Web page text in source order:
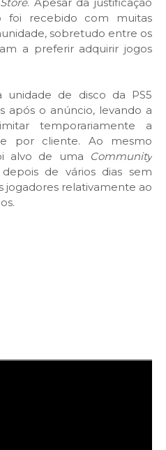
foi recebido com muitas
sobretudo entre os
a preferir adquirir jogos
unidade de disco da PS5
após o anúncio, levando a
temporariamente a
por cliente. Ao mesmo
alvo de uma
Community
de vários dias sem
jogadores relativamente ao